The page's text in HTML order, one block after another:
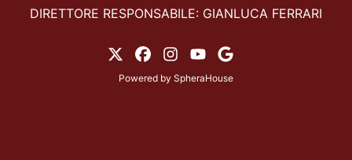
DIRETTORE RESPONSABILE: GIANLUCA FERRARI
Powered by SpheraHouse